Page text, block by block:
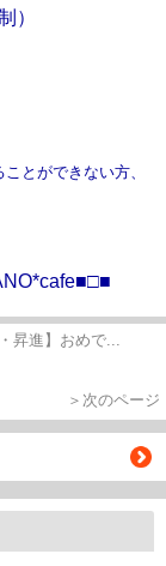
）
とができない方、
・昇進】おめで...
＞次のページ